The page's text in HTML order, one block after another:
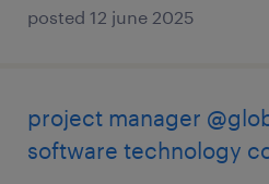
posted 12 june 2025
project manager
software technology